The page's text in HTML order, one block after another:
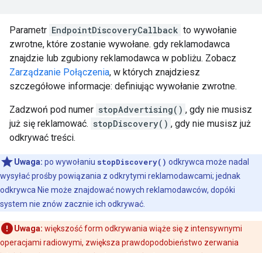
Parametr EndpointDiscoveryCallback to wywołanie
zwrotne, które zostanie wywołane. gdy reklamodawca
znajdzie lub zgubiony reklamodawca w pobliżu. Zobacz
Zarządzanie Połączenia, w których znajdziesz
szczegółowe informacje: definiując wywołanie zwrotne.
Zadzwoń pod numer stopAdvertising() , gdy nie musisz
już się reklamować. stopDiscovery() , gdy nie musisz już
odkrywać treści.
Uwaga: po wywołaniu stopDiscovery() odkrywca może nadal
wysyłać prośby powiązania z odkrytymi reklamodawcami; jednak
odkrywca Nie może znajdować nowych reklamodawców, dopóki
system nie znów zacznie ich odkrywać.
Uwaga: większość form odkrywania wiąże się z intensywnymi
operacjami radiowymi, zwiększa prawdopodobieństwo zerwania